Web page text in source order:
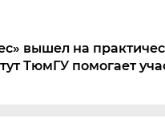
вышел на
ТюмГУ помогает